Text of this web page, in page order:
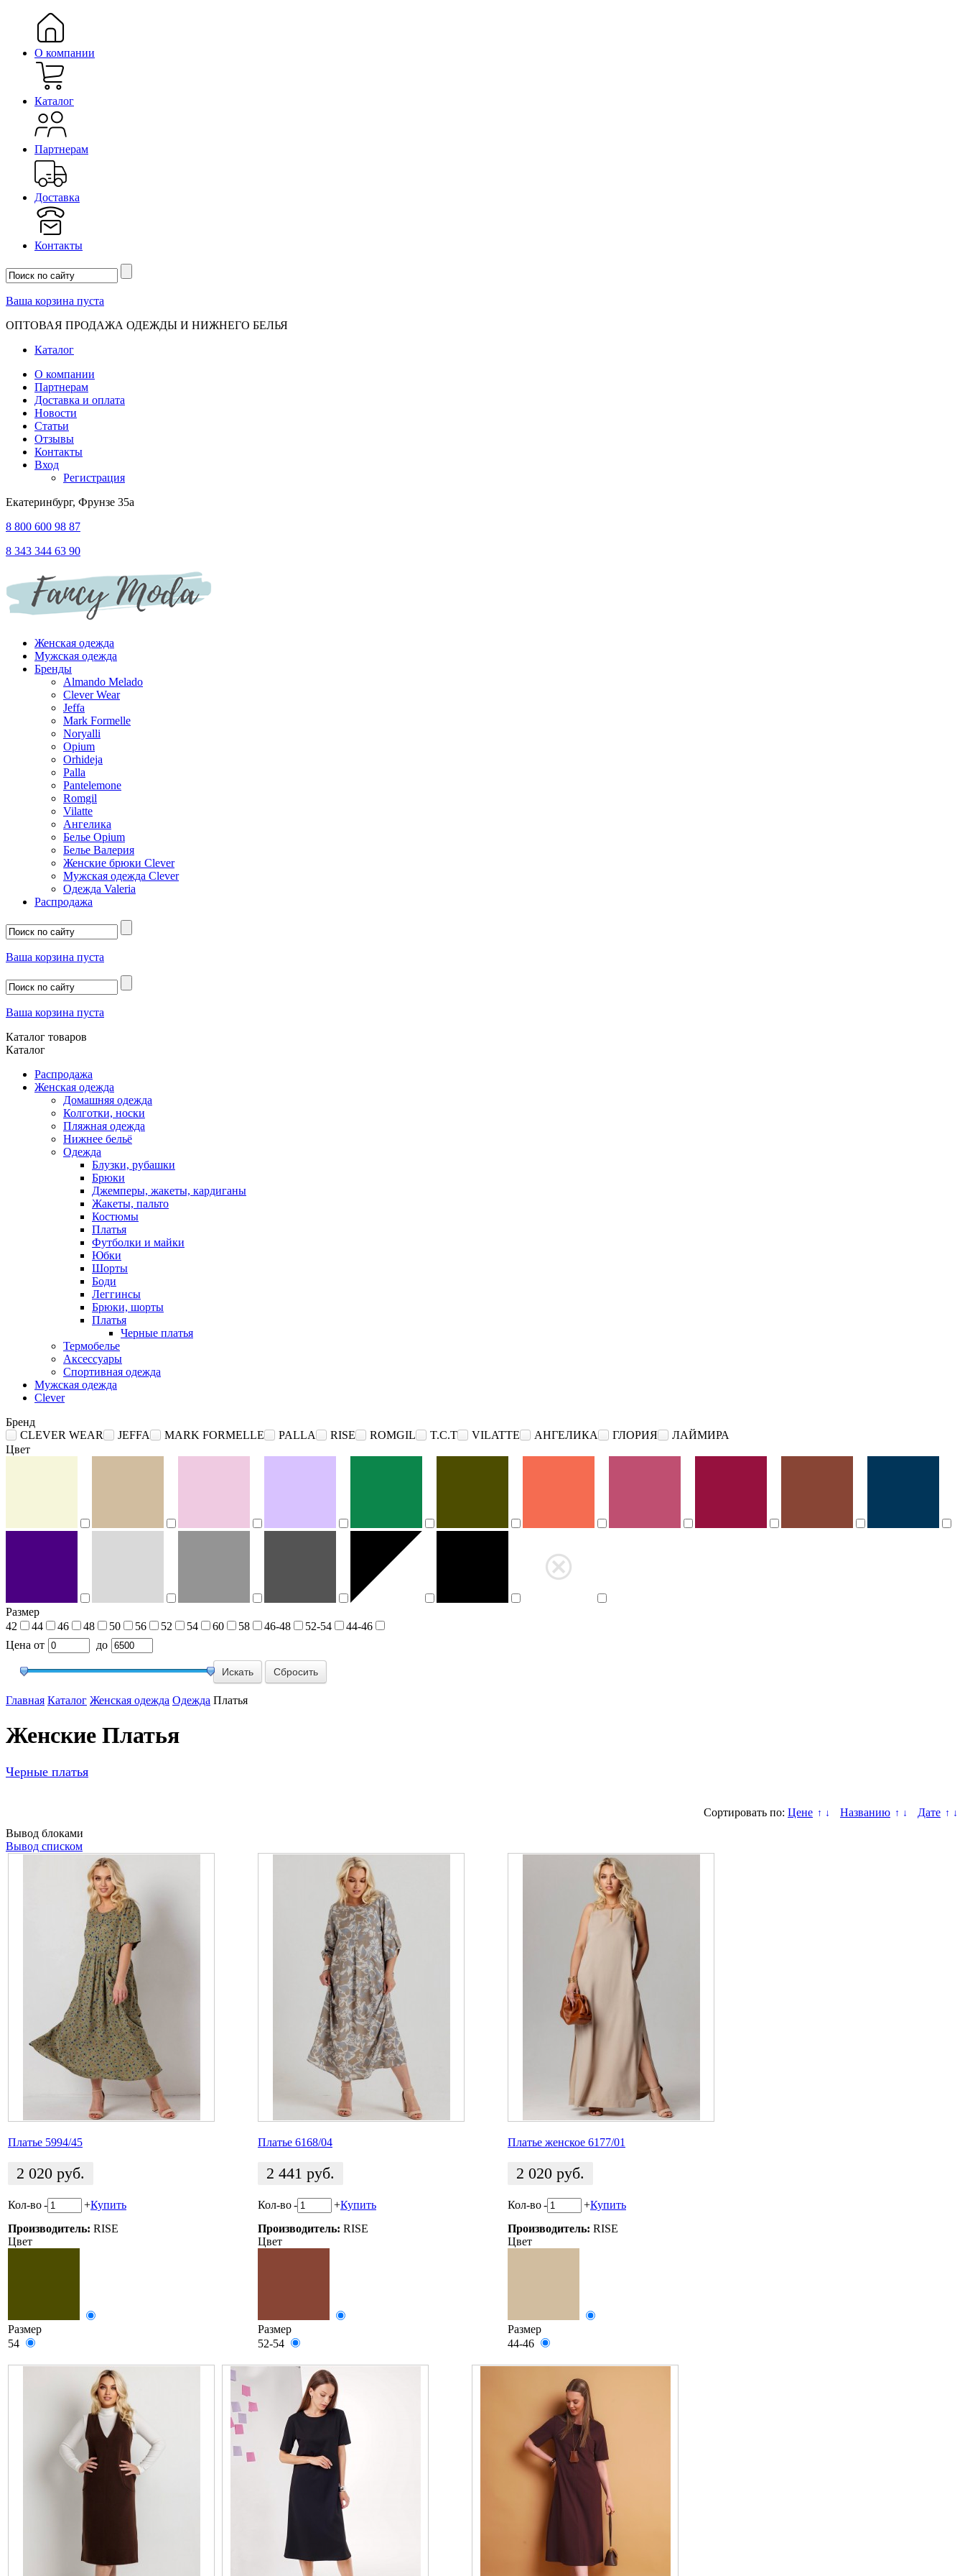
О компании
Каталог
Партнерам
Доставка
Контакты
Ваша корзина пуста
ОПТОВАЯ ПРОДАЖА ОДЕЖДЫ И НИЖНЕГО БЕЛЬЯ
Каталог
О компании
Партнерам
Доставка и оплата
Новости
Статьи
Отзывы
Контакты
Вход
Регистрация
Екатеринбург, Фрунзе 35а
8 800 600 98 87
8 343 344 63 90
Женская одежда
Мужская одежда
Бренды
Almando Melado
Clever Wear
Jeffa
Mark Formelle
Noryalli
Opium
Orhideja
Palla
Pantelemone
Romgil
Vilatte
Ангелика
Белье Opium
Белье Валерия
Женские брюки Clever
Мужская одежда Clever
Одежда Valeria
Распродажа
Ваша корзина пуста
Ваша корзина пуста
Каталог товаров
Каталог
Распродажа
Женская одежда
Домашняя одежда
Колготки, носки
Пляжная одежда
Нижнее бельё
Одежда
Блузки, рубашки
Брюки
Джемперы, жакеты, кардиганы
Жакеты, пальто
Костюмы
Платья
Футболки и майки
Юбки
Шорты
Боди
Леггинсы
Брюки, шорты
Платья
Черные платья
Термобелье
Аксессуары
Спортивная одежда
Мужская одежда
Clever
Бренд
CLEVER WEAR
JEFFA MARK FORMELLE PALLA RISE ROMGIL T.C.T VILATTE АНГЕЛИКА ГЛОРИЯ
ЛАЙМИРА
Цвет
Размер
42
44 46 48 50 56 52 54 60 58 46-48 52-54
44-46
Цена от до
Сбросить
Главная Каталог Женская одежда Одежда Платья
Женские Платья
Черные платья
Сортировать по: Цене ↑ ↓ Названию ↑ ↓ Дате ↑ ↓
Вывод блоками
Вывод списком
Платье 5994/45
2 020 руб.
Кол-во- +Купить
Производитель: RISE
Цвет
Размер
54
Платье 6168/04
2 441 руб.
Кол-во- +Купить
Производитель: RISE
Цвет
Размер
52-54
Платье женское 6177/01
2 020 руб.
Кол-во- +Купить
Производитель: RISE
Цвет
Размер
44-46